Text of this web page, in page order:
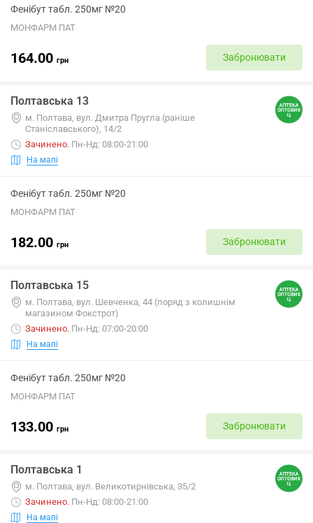
Фенібут табл. 250мг №20
МОНФАРМ ПАТ
164.00 грн Забронювати
Полтавська 13
м. Полтава, вул. Дмитра Пругла (раніше
Станіславського), 14/2
Зачинено. Пн-Нд: 08:00-21:00
На мапі
Фенібут табл. 250мг №20
МОНФАРМ ПАТ
182.00 грн Забронювати
Полтавська 15
м. Полтава, вул. Шевченка, 44 (поряд з колишнім
магазином Фокстрот)
Зачинено. Пн-Нд: 07:00-20:00
На мапі
Фенібут табл. 250мг №20
МОНФАРМ ПАТ
133.00 грн Забронювати
Полтавська 1
м. Полтава, вул. Великотирнівська, 35/2
Зачинено. Пн-Нд: 08:00-21:00
На мапі